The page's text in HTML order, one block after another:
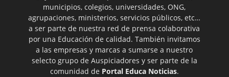
municipios, colegios, universidades, ONG,
agrupaciones, ministerios, servicios públicos, etc…
a ser parte de nuestra red de prensa colaborativa
por una Educación de calidad. También invitamos
a las empresas y marcas a sumarse a nuestro
selecto grupo de Auspiciadores y ser parte de la
comunidad de Portal Educa Noticias.